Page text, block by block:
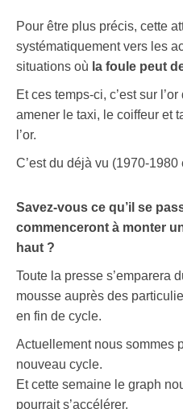
Pour être plus précis, cette
systématiquement vers les
situations où la foule peut
Et ces temps-ci, c’est sur
amener le taxi, le coiffeur et
l’or.
C’est du déjà vu (1970-1980
Savez-vous ce qu’il se
commenceront à monter
haut ?
Toute la presse s’emparera
mousse auprès des
en fin de cycle.
Actuellement nous sommes
nouveau cycle.
Et cette semaine le graph
pourrait s’accélérer.